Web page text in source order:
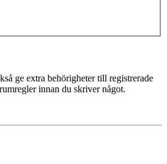
ge extra behörigheter till registrerade
innan du skriver något.